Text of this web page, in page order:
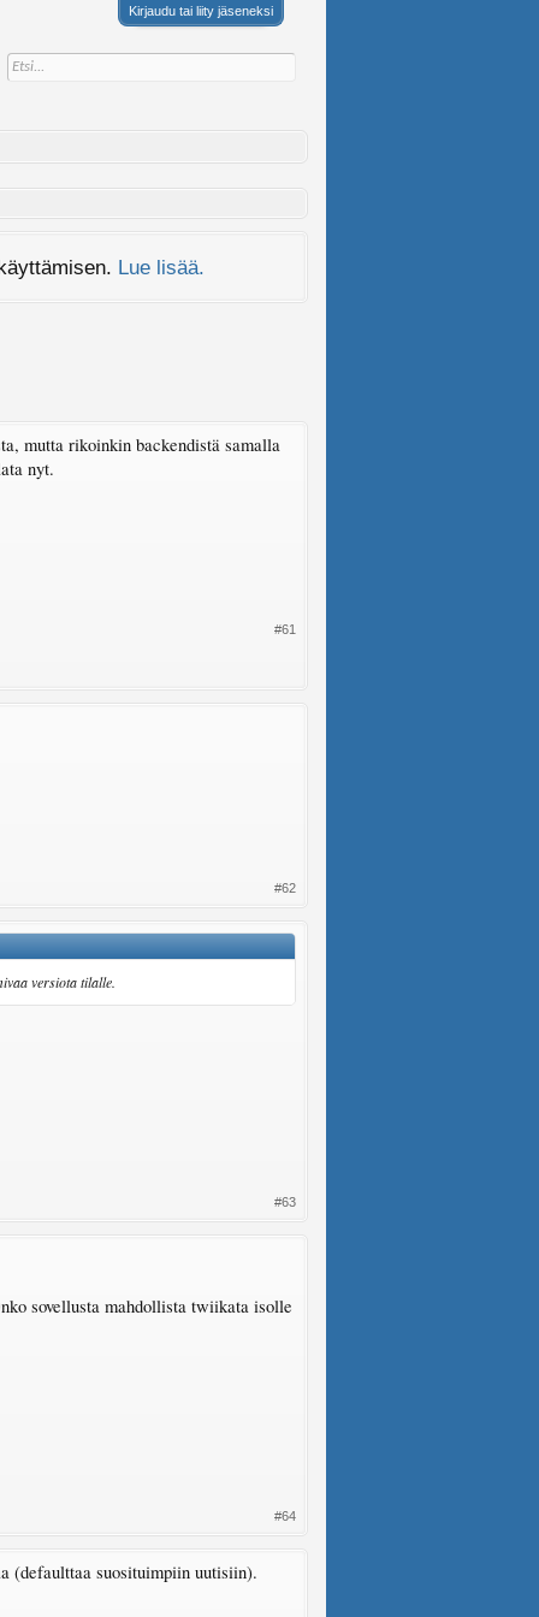
Kirjaudu tai liity jäseneksi
Lue lisää.
mutta rikoinkin backendistä samalla
nyt.
#61
#62
versiota tilalle.
#63
sovellusta mahdollista twiikata isolle
#64
(defaulttaa suosituimpiin uutisiin).